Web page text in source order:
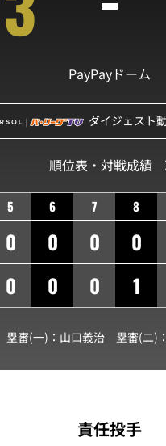
PayPayドーム
ダイジェスト
順位表・対戦成績
5 6 7 8
0 0 0 0
0 0 0 1
塁審(一)： 山口義治 塁審(二)：
責任投手